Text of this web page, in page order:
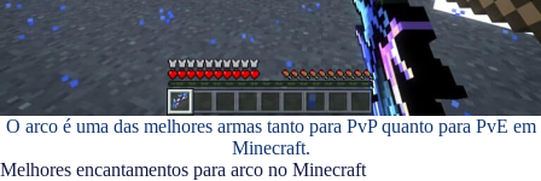
O arco é uma das melhores armas tanto para PvP quanto para PvE em
Minecraft.
Melhores encantamentos para arco no Minecraft